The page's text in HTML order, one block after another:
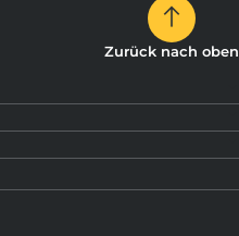
Zurück nach oben